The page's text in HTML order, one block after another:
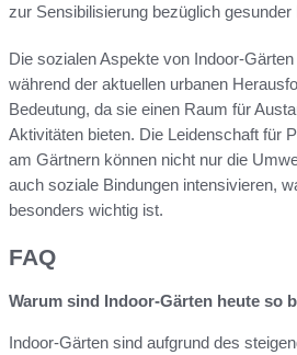
zur Sensibilisierung bezüglich gesunder
Die sozialen Aspekte von Indoor-
während der aktuellen urbanen
Bedeutung, da sie einen Raum für
Aktivitäten bieten. Die Leidenschaft für
am Gärtnern können nicht nur die
auch soziale Bindungen intensivieren,
besonders wichtig ist.
FAQ
Warum sind Indoor-Gärten heute so
Indoor-Gärten sind aufgrund des